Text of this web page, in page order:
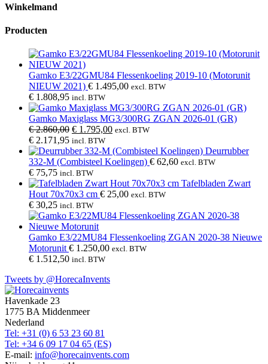
Winkelmand
Producten
Gamko E3/22GMU84 Flessenkoeling 2019-10 (Motorunit
NIEUW 2021) € 1.495,00 excl. BTW
€ 1.808,95 incl. BTW
Gamko Maxiglass MG3/300RG ZGAN 2026-01 (GR)
€2.860,00 Oorspronkelijke
prijs
was:
€ 2.860,00.
€ 1.795,00Huidige
is:
€ 1.795,00.
excl. BTW
€ 2.171,95 incl. BTW
Deurrubber
332-M (Combisteel Koelingen) € 62,60 excl. BTW
€ 75,75 incl. BTW
Tafelbladen Zwart
Hout 70x70x3 cm € 25,00 excl. BTW
€ 30,25 incl. BTW
Gamko E3/22MU84 Flessenkoeling ZGAN 2020-38 Nieuwe
Motorunit € 1.250,00 excl. BTW
€ 1.512,50 incl. BTW
Tweets by @HorecaInvents
Back
To
Top
Havenkade 23
1775 BA Middenmeer
Nederland
Tel: +31 (0) 6 53 23 60 81
Tel: +34 6 09 17 04 65 (ES)
E-mail: info@horecainvents.com